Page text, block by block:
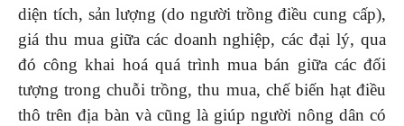
diện tích, sản lượng (do người trồng điều cung cấp),
giá thu mua giữa các doanh nghiệp, các đại lý, qua
đó công khai hoá quá trình mua bán giữa các đối
tượng trong chuỗi trồng, thu mua, chế biến hạt điều
thô trên địa bàn và cũng là giúp người nông dân có